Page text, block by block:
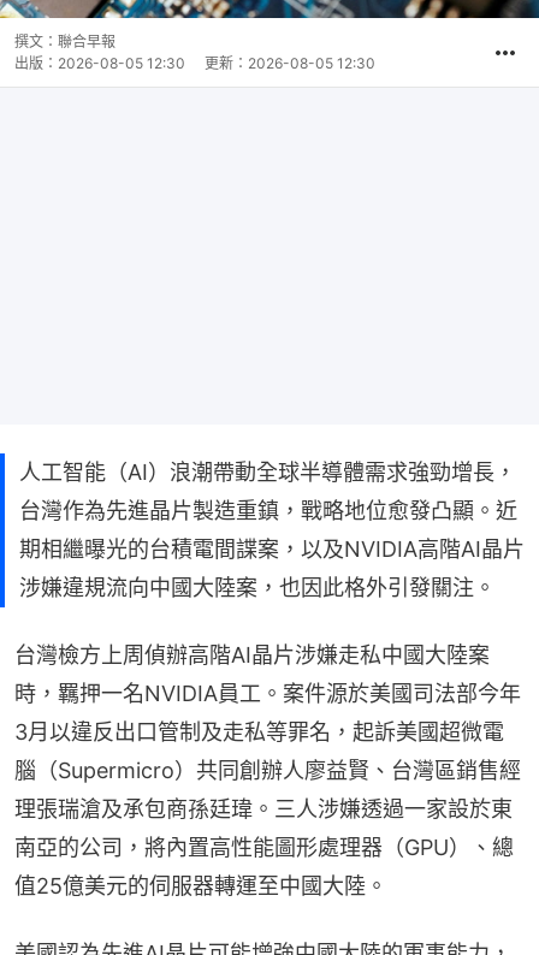
撰文： 聯合早報
出版： 2026-08-05 12:30 更新： 2026-08-05 12:30
人工智能（AI）浪潮帶動全球半導體需求強勁增長，
台灣作為先進晶片製造重鎮，戰略地位愈發凸顯。近
期相繼曝光的台積電間諜案，以及NVIDIA高階AI晶片
涉嫌違規流向中國大陸案，也因此格外引發關注。
台灣檢方上周偵辦高階AI晶片涉嫌走私中國大陸案
時，羈押一名NVIDIA員工。案件源於美國司法部今年
3月以違反出口管制及走私等罪名，起訴美國超微電
腦（Supermicro）共同創辦人廖益賢、台灣區銷售經
理張瑞滄及承包商孫廷瑋。三人涉嫌透過一家設於東
南亞的公司，將內置高性能圖形處理器（GPU）、總
值25億美元的伺服器轉運至中國大陸。